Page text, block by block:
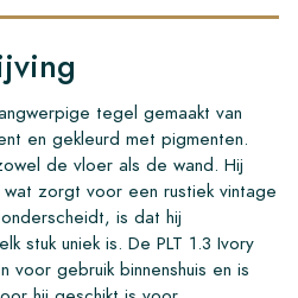
tegel gemaakt van
en gekleurd met pigmenten.
de vloer als de wand. Hij
zorgt voor een rustiek vintage
is dat hij
stuk uniek is. De PLT 1.3 Ivory
voor gebruik binnenshuis en is